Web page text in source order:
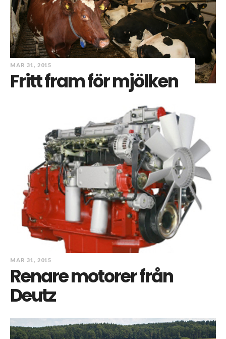
MAR 31, 2015
Fritt fram för mjölken
MAR 31, 2015
Renare motorer från
Deutz